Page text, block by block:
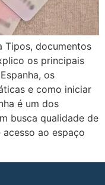
Tipos, documentos
os principais
os
e como iniciar
é um dos
busca qualidade de
ao espaço